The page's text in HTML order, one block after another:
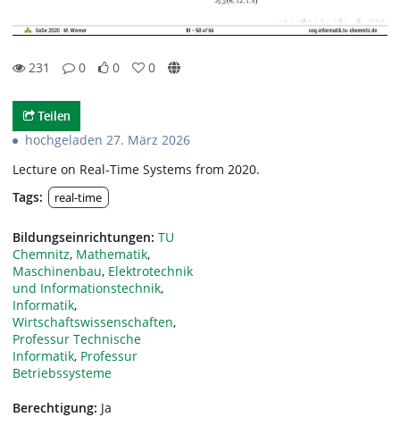
231
0
0
0
Teilen
hochgeladen 27. März 2026
Lecture on Real-Time Systems from 2020.
Tags:
real-time
Bildungseinrichtungen: TU
Chemnitz, Mathematik,
Maschinenbau, Elektrotechnik
und Informationstechnik,
Informatik,
Wirtschaftswissenschaften,
Professur Technische
Informatik, Professur
Betriebssysteme
Berechtigung: Ja